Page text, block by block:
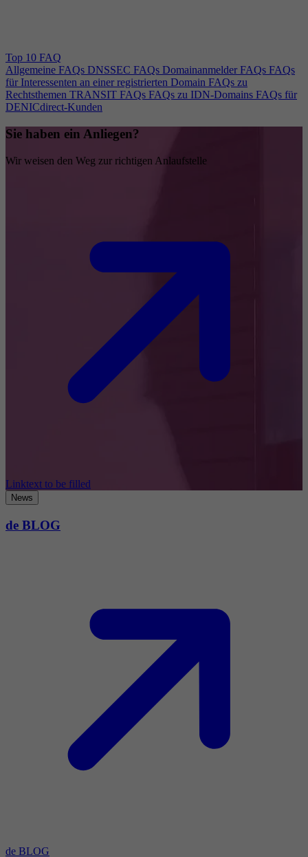
Top 10 FAQ
Allgemeine FAQs DNSSEC FAQs Domainanmelder FAQs FAQs
für Interessenten an einer registrierten Domain FAQs zu
Rechtsthemen TRANSIT FAQs FAQs zu IDN-Domains FAQs für
DENICdirect-Kunden
Sie haben ein Anliegen?
Wir weisen den Weg zur richtigen Anlaufstelle
Linktext to be filled
News
de BLOG
de BLOG